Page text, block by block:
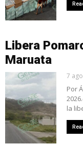
Libera
Maruata
7
Por
la